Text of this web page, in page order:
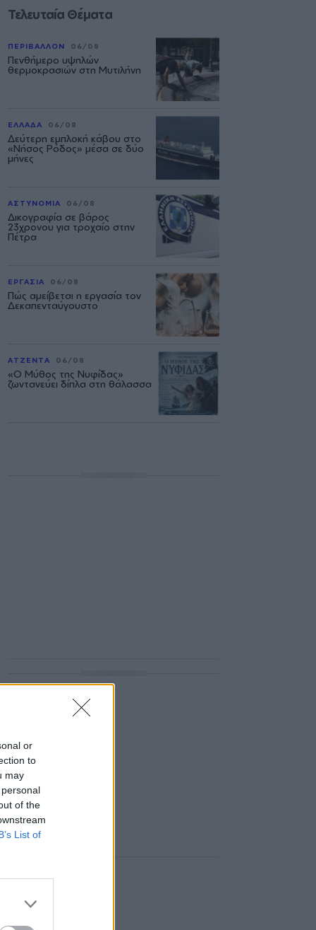
or
to
may
of the
List of
Τελευταία Θέματα
ΠΕΡΙΒΑΛΛΟΝ 06/08
Πενθήμερο υψηλών
θερμοκρασιών στη Μυτιλήνη
ΕΛΛΑΔΑ 06/08
Δεύτερη εμπλοκή κάβου στο
«Νήσος Ρόδος» μέσα σε δύο
μήνες
ΑΣΤΥΝΟΜΙΑ 06/08
Δικογραφία σε βάρος
23χρονου για τροχαίο στην
Πέτρα
ΕΡΓΑΣΙΑ 06/08
Πώς αμείβεται η εργασία τον
Δεκαπενταύγουστο
ΑΤΖΕΝΤΑ 06/08
«Ο Μύθος της Νυφίδας»
ζωντανεύει δίπλα στη θάλασσα